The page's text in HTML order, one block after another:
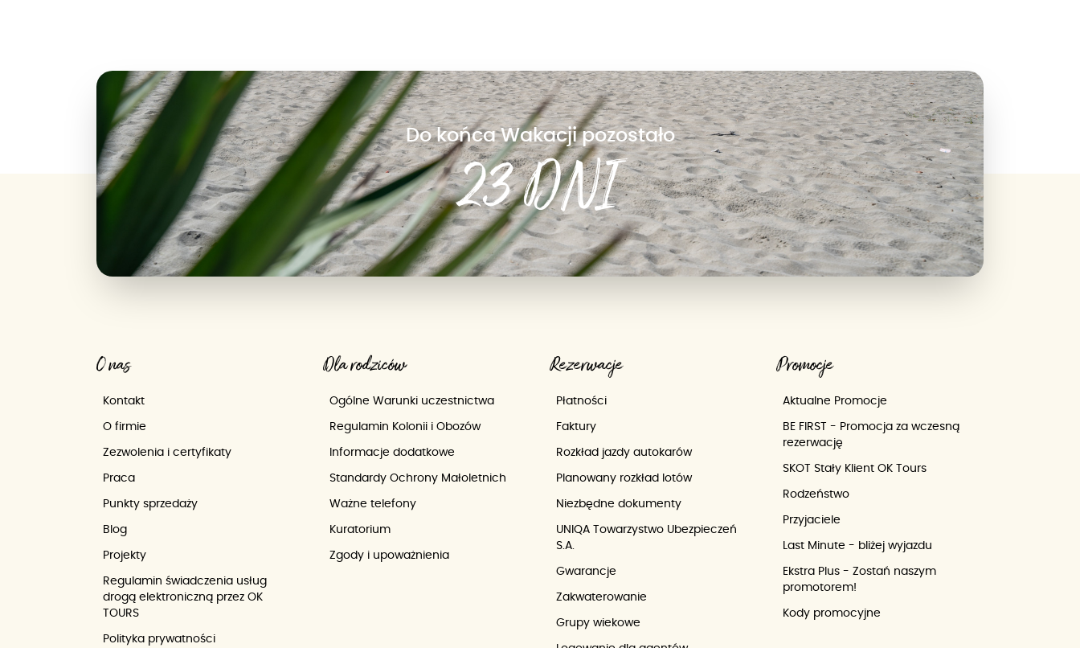
Do końca Wakacji pozostało
23 DNI
O nas
Kontakt
O firmie
Zezwolenia i certyfikaty
Praca
Punkty sprzedaży
Blog
Projekty
Regulamin świadczenia usług
drogą elektroniczną przez OK
TOURS
Polityka prywatności
Dla rodziców
Ogólne Warunki uczestnictwa
Regulamin Kolonii i Obozów
Informacje dodatkowe
Standardy Ochrony Małoletnich
Ważne telefony
Kuratorium
Zgody i upoważnienia
Rezerwacje
Płatności
Faktury
Rozkład jazdy autokarów
Planowany rozkład lotów
Niezbędne dokumenty
UNIQA Towarzystwo Ubezpieczeń
S.A.
Gwarancje
Zakwaterowanie
Grupy wiekowe
Promocje
Aktualne Promocje
BE FIRST - Promocja za wczesną
rezerwację
SKOT Stały Klient OK Tours
Rodzeństwo
Przyjaciele
Last Minute - bliżej wyjazdu
Ekstra Plus - Zostań naszym
promotorem!
Kody promocyjne